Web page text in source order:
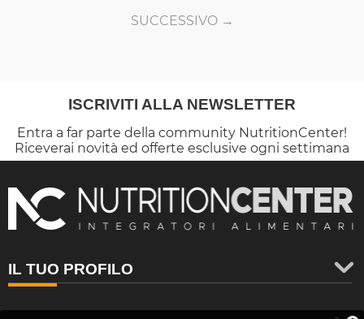
SUCCESSIVO
ISCRIVITI ALLA NEWSLETTER
Entra a far parte della community NutritionCenter!
Riceverai novità ed offerte esclusive ogni settimana
IL TUO PROFILO